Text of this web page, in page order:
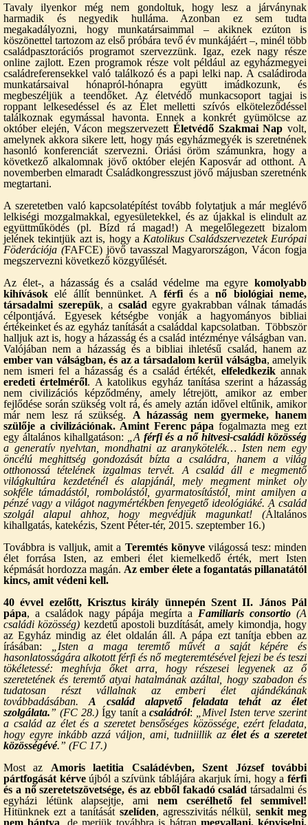
Tavaly ilyenkor még nem gondoltuk, hogy lesz a járványnak
harmadik és negyedik hulláma. Azonban ez sem tudta
megakadályozni, hogy munkatársaimmal – akiknek ezúton is
köszönettel tartozom az első próbára tevő év munkájáért –, minél több
családpasztorációs programot szervezzünk. Igaz, ezek nagy része
online zajlott. Ezen programok része volt például az egyházmegyei
családreferensekkel való találkozó és a papi lelki nap. A családiroda
munkatársaival hónapról-hónapra együtt imádkozunk, és
megbeszéljük a teendőket. Az életvédő munkacsoport tagjai is
roppant lelkesedéssel és az Élet melletti szívós elköteleződéssel
találkoznak egymással havonta. Ennek a konkrét gyümölcse az
október elején, Vácon megszervezett Életvédő Szakmai Napvolt,
amelynek akkora sikere lett, hogy más egyházmegyék is szeretnének
hasonló konferenciát szervezni. Óriási öröm számunkra, hogy a
következő alkalomnak jövő október elején Kaposvár ad otthont. A
novemberben elmaradt Családkongresszust jövő májusban szeretnénk
megtartani.
A szeretetben való kapcsolatépítést tovább folytatjuk a már meglévő
lelkiségi mozgalmakkal, egyesületekkel, és az újakkal is elindult az
együttműködés (pl. Bízd rá magad!) A megelőlegezett bizalom
jelének tekintjük azt is, hogy a Katolikus Családszervezetek Európai
Föderációja (FAFCE) jövő tavasszal Magyarországon, Vácon fogja
megszervezni következő közgyűlését.
Az élet-, a házasság és a család védelme ma egyre komolyabb
kihívások elé állít bennünket. A férfiés anő biológiai neme,
társadalmi szerepük, a család egyre gyakrabban válnak támadás
célpontjává. Egyesek kétségbe vonják a hagyományos bibliai
értékeinket és az egyház tanítását a családdal kapcsolatban. Többször
halljuk azt is, hogy a házasság és a család intézménye válságban van.
Valójában nem a házasság és a bibliai ihletésű család, hanem az
ember van válságban, és az a társadalom kerül válságba, amelyik
nem ismeri fel a házasság és a család értékét, elfeledkezikannak
eredeti értelméről. A katolikus egyház tanítása szerint a házasság
nem civilizációs képződmény, amely létrejött, amikor az ember
fejlődése során szükség volt rá, és amely aztán idővel eltűnik, amikor
már nem lesz rá szükség. A házasság nem gyermeke, hanem
szülője a civilizációnak. Amint Ferenc pápa fogalmazta meg ezt
egy általános kihallgatáson: „A férfi és a nő hitvesi-családi közösség
a generatív nyelvtan, mondhatni az aranykötelék… Isten nem egy
öncélú meghittség gondozását bízta a családra, hanem a világ
otthonossá tételének izgalmas tervét. A család áll e megmentő
világkultúra kezdeténél és alapjánál, mely megment minket oly
sokféle támadástól, rombolástól, gyarmatosítástól, mint amilyen a
pénzé vagy a világot nagymértékben fenyegető ideológiáké. A család
szolgál alapul ahhoz, hogy megvédjük magunkat! (Általános
kihallgatás, katekézis, Szent Péter-tér, 2015. szeptember 16.)
Továbbra is valljuk, amit a Teremtés könyvevilágossá tesz: minden
élet forrása Isten, az emberi élet kiemelkedő érték, mert Isten
képmását hordozza magán. Az ember élete a fogantatás pillanatától
kincs, amit védeni kell.
40 évvel ezelőtt, Krisztus király ünnepén Szent II. János Pál
pápa, a családok nagy pápája megírta a Familiaris consortio(A
családi közösség) kezdetű apostoli buzdítását, amely kimondja, hogy
az Egyház mindig az élet oldalán áll. A pápa ezt tanítja ebben az
írásában:
„Isten a maga teremtő művét a saját képére és
hasonlatosságára alkotott férfi és nő megteremtésével fejezi be és teszi
tökéletessé: meghívja őket arra, hogy részesei legyenek az ő
szeretetének és teremtő atyai hatalmának azáltal, hogy szabadon és
tudatosan részt vállalnak az emberi élet ajándékának
továbbadásában.A család alapvető feladata tehát az élet
szolgálata.” (FC 28.)Így tanít acsaládról:
„Mivel Isten terve szerint
a család az élet és a szeretet bensőséges közössége, ezért feladata,
hogy egyre inkább azzá váljon, ami, tudniillik az élet és a szeretet
közösségévé.” (FC 17.)
Most az Amoris laetitia Családévben, Szent József további
pártfogását kérveújból a szívünk táblájára akarjuk írni, hogy aférfi
és a nő szeretetszövetsége, és az ebből fakadó család társadalmi és
egyházi létünk alapsejtje, ami nem cserélhető fel semmivel!
Hitünknek ezt a tanítását szelíden, agresszivitás nélkül, senkit meg
nem bántva , de merjük továbbra is bátran megvallani, képviselni,